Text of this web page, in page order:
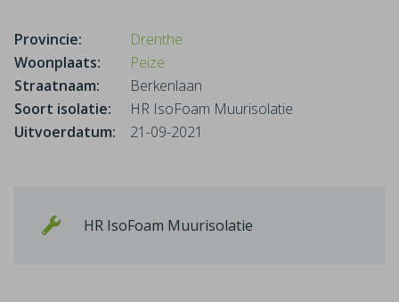
Provincie:
Drenthe
Woonplaats:
Peize
Straatnaam:
Berkenlaan
Soort isolatie:
HR IsoFoam Muurisolatie
Uitvoerdatum:
21-09-2021
HR IsoFoam Muurisolatie